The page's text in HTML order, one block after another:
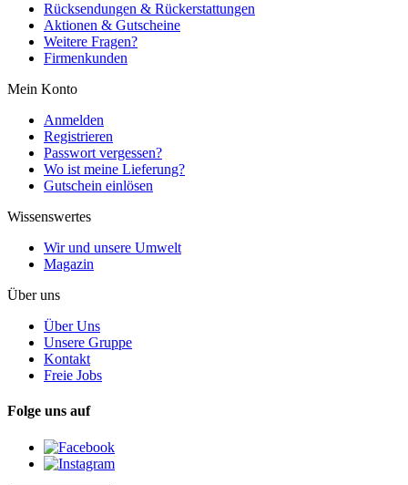
Rücksendungen & Rückerstattungen
Aktionen & Gutscheine
Weitere Fragen?
Firmenkunden
Mein Konto
Anmelden
Registrieren
Passwort vergessen?
Wo ist meine Lieferung?
Gutschein einlösen
Wissenswertes
Wir und unsere Umwelt
Magazin
Über uns
Über Uns
Unsere Gruppe
Kontakt
Freie Jobs
Folge uns auf